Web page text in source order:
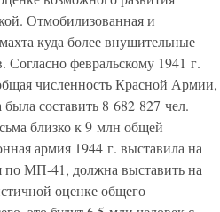
Отмобилизованная и
куда более внушительные
февральскому 1941 г.
численность Красной Армии,
составить 8 682 827 чел.
близко к 9 млн общей
армия 1944 г. выставила на
по МП-41, должна выставить на
оценке общего